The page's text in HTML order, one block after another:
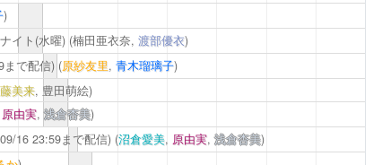
)
イト(水曜) (楠田亜衣奈, 渡部優衣)
で配信) (原紗友里, 青木瑠璃子)
美来, 豊田萌絵)
原由実,浅倉杏美)
16 23:59まで配信) (沼倉愛美, 原由実,浅倉杏美)